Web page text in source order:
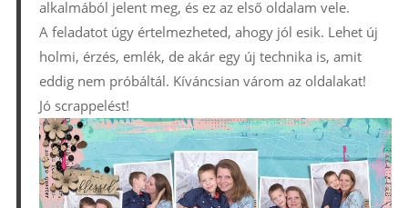
alkalmából jelent meg, és ez az első oldalam vele.
A feladatot úgy értelmezheted, ahogy jól esik. Lehet új
holmi, érzés, emlék, de akár egy új technika is, amit
eddig nem próbáltál. Kíváncsian várom az oldalakat!
Jó scrappelést!